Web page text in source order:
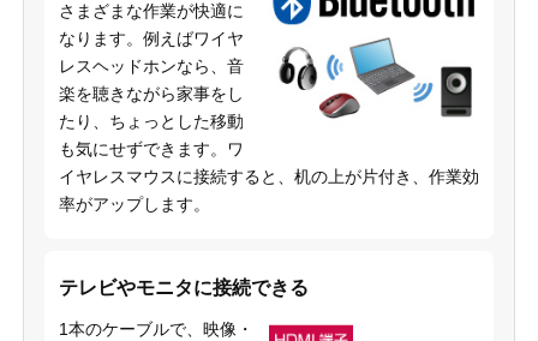
さまざまな作業が快適に
なります。例えばワイヤ
レスヘッドホンなら、音
楽を聴きながら家事をし
たり、ちょっとした移動
も気にせずできます。ワ
イヤレスマウスに接続すると、机の上が片付き、作業効
率がアップします。
テレビやモニタに接続できる
1本のケーブルで、映像・